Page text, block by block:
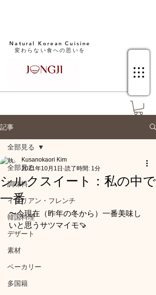
Natural Korean Cuisine​
変わらない食への思いを
記事
全部見る
調味料
イタリアン・フレンチ
韓国料理
デザート
素材
ベーカリー
多国籍
全部見る
シルクスイート：私の中で
一番
Kusanokaori Kim
2021年10月1日 読了時間: 1分
〜今現在（昨年の冬から）一番美味し
いと思うサツマイモ🍠